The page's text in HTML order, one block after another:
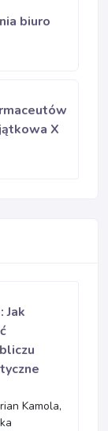
biuro
X
Jak
Kamola,